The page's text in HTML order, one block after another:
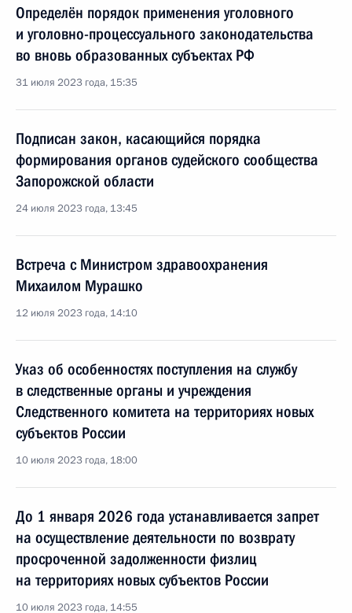
Определён порядок применения уголовного
и уголовно-процессуального законодательства
во вновь образованных субъектах РФ
31 июля 2023 года, 15:35
Подписан закон, касающийся порядка
формирования органов судейского сообщества
Запорожской области
24 июля 2023 года, 13:45
Встреча с Министром здравоохранения
Михаилом Мурашко
12 июля 2023 года, 14:10
Указ об особенностях поступления на службу
в следственные органы и учреждения
Следственного комитета на территориях новых
субъектов России
10 июля 2023 года, 18:00
До 1 января 2026 года устанавливается запрет
на осуществление деятельности по возврату
просроченной задолженности физлиц
на территориях новых субъектов России
10 июля 2023 года, 14:55